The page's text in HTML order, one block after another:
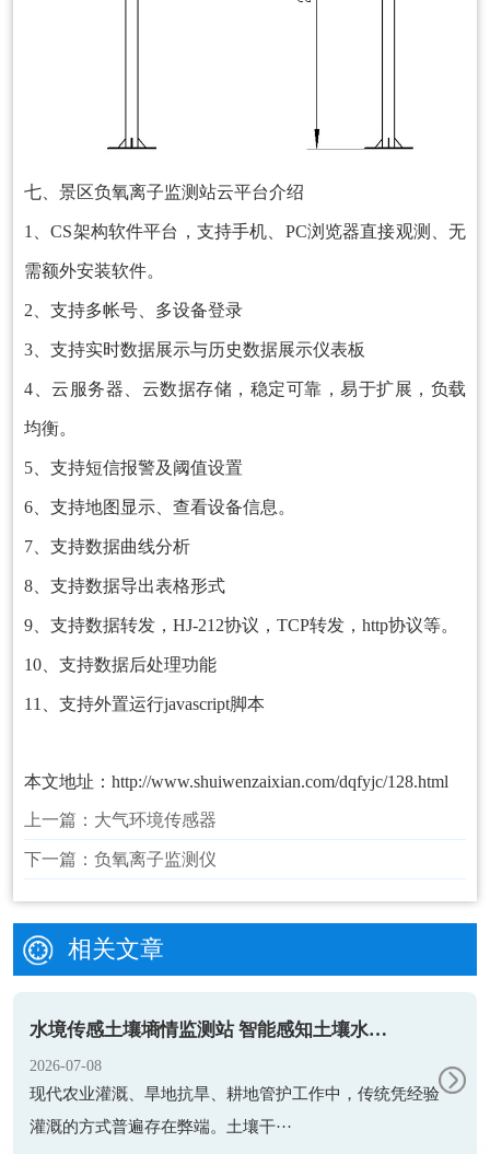
七、景区负氧离子监测站云平台介绍
1、CS架构软件平台，支持手机、PC浏览器直接观测、无
需额外安装软件。
2、支持多帐号、多设备登录
3、支持实时数据展示与历史数据展示仪表板
4、云服务器、云数据存储，稳定可靠，易于扩展，负载
均衡。
5、支持短信报警及阈值设置
6、支持地图显示、查看设备信息。
7、支持数据曲线分析
8、支持数据导出表格形式
9、支持数据转发，HJ-212协议，TCP转发，http协议等。
10、支持数据后处理功能
11、支持外置运行javascript脚本
本文地址： http://www.shuiwenzaixian.com/dqfyjc/128.html
上一篇： 大气环境传感器
下一篇： 负氧离子监测仪
相关文章
水境传感土壤墒情监测站 智能感知土壤水情 赋能精准节水农业
2026-07-08
现代农业灌溉、旱地抗旱、耕地管护工作中，传统凭经验
灌溉的方式普遍存在弊端。土壤干···